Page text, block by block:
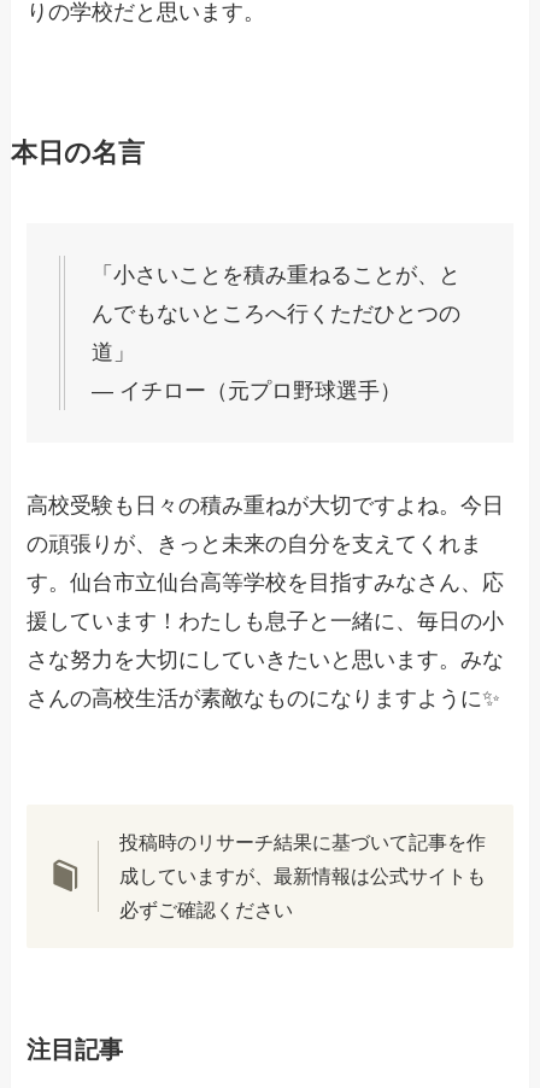
りの学校だと思います。
本日の名言
「小さいことを積み重ねることが、と
んでもないところへ行くただひとつの
道」
― イチロー（元プロ野球選手）
高校受験も日々の積み重ねが大切ですよね。今日
の頑張りが、きっと未来の自分を支えてくれま
す。仙台市立仙台高等学校を目指すみなさん、応
援しています！わたしも息子と一緒に、毎日の小
さな努力を大切にしていきたいと思います。みな
さんの高校生活が素敵なものになりますように✨
投稿時のリサーチ結果に基づいて記事を作
成していますが、最新情報は公式サイトも
必ずご確認ください
注目記事